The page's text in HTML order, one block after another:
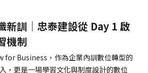
新訓｜忠泰建設從 Day 1 啟
機制
for Business，作為企業內訓數位轉型的
，更是一場學習文化與制度設計的數位